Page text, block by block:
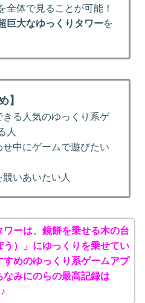
全体で見ることが可能！
巨大なゆっくりタワーを
】
る人気のゆっくり系ゲ
人
中にゲームで遊びたい
いあいたい人
ワーは、鏡餅を乗せる木の台
う）」にゆっくりを乗せてい
すめのゆっくり系ゲームアプ
みにのらの最高記録は